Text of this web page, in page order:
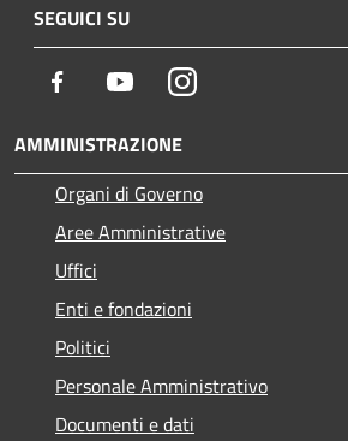
SEGUICI SU
Facebook YoutubeInstagram
AMMINISTRAZIONE
Organi di Governo
Aree Amministrative
Uffici
Enti e fondazioni
Politici
Personale Amministrativo
Documenti e dati